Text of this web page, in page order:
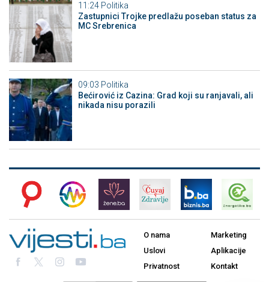
11:24 Politika
Zastupnici Trojke predlažu poseban status za
MC Srebrenica
09:03 Politika
Bećirović iz Cazina: Grad koji su ranjavali, ali
nikada nisu porazili
O nama
Uslovi
Privatnost
Marketing
Aplikacije
Kontakt